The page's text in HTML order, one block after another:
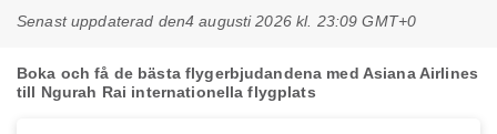
Senast uppdaterad den4 augusti 2026 kl. 23:09 GMT+0
Boka och få de bästa flygerbjudandena med Asiana Airlines
till Ngurah Rai internationella flygplats